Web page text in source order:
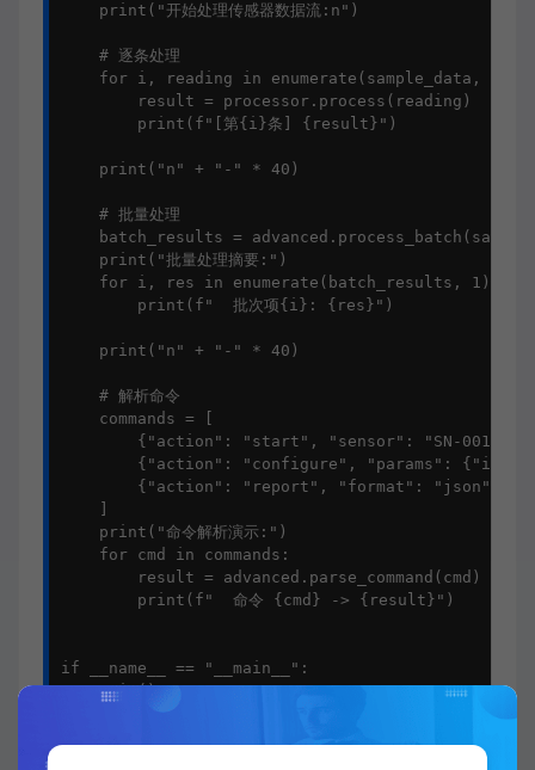
    print("开始处理传感器数据流:n")
    # 逐条处理
    for i, reading in enumerate(sample_data, 1):
        result = processor.process(reading)
        print(f"[第{i}条] {result}")
    print("n" + "-" * 40)
    # 批量处理
batch_results =
    print("批量处理摘要:")
    for i, res in enumerate(batch_results, 1):
        print(f"  批次项{i}: {res}")
    print("n" + "-" * 40)
    # 解析命令
    commands = [
        {"action": "start", "sensor": "SN-001"},
{"action": "configure", "params":
{"action": "report", "format": "json",
    print("命令解析演示:")
    for cmd in commands:
        result = advanced.parse_command(cmd)
        print(f"  命令 {cmd} -> {result}")
if __name__ == "__main__":
    main()